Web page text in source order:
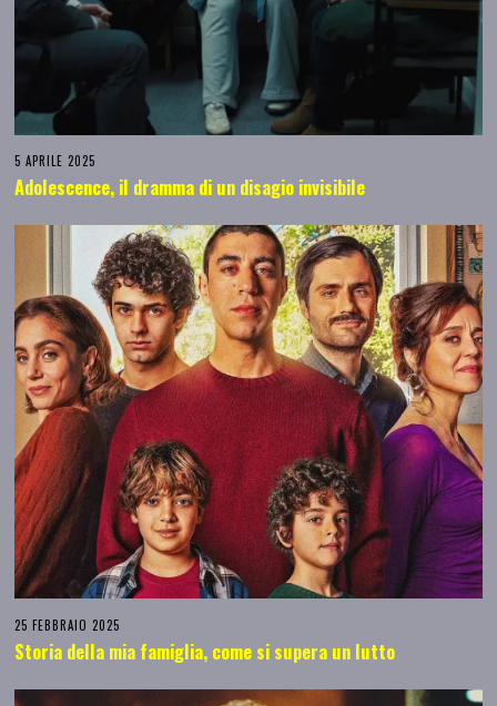
5 APRILE 2025
Adolescence, il dramma di un disagio invisibile
25 FEBBRAIO 2025
Storia della mia famiglia, come si supera un lutto